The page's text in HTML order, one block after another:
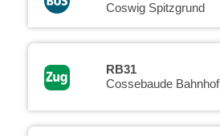
Coswig Spitzgrund
RB31
Cossebaude Bahnhof